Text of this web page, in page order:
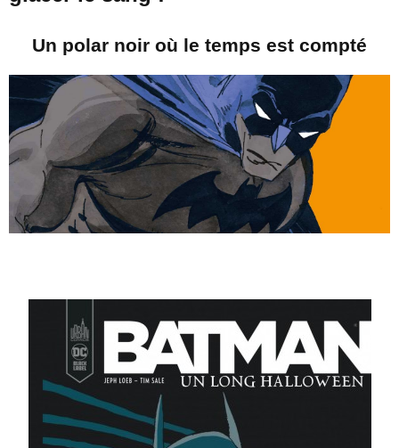
Un polar noir où le temps est compté